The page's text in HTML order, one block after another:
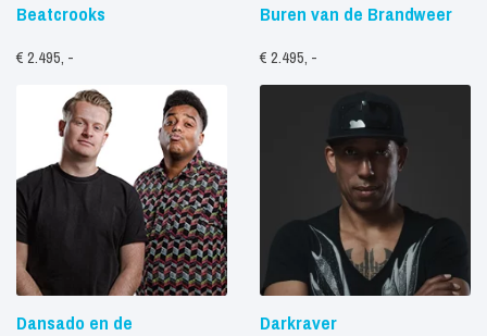
Beatcrooks
€ 2.495, -
Buren van de Brandweer
€ 2.495, -
Dansado en de
Darkraver